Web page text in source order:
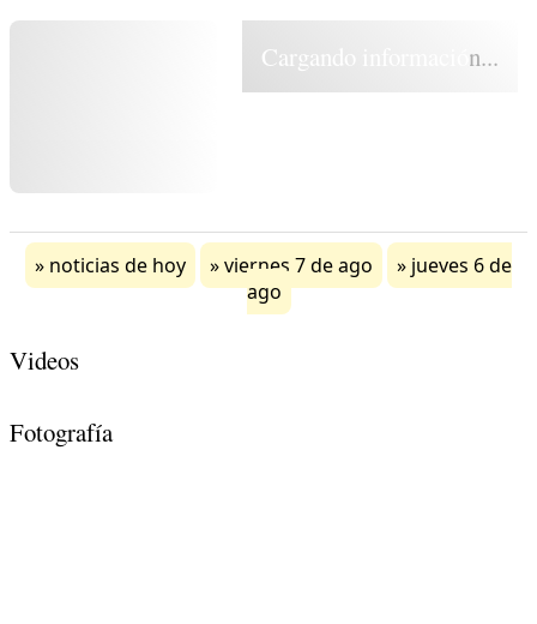
Cargando información...
noticias de hoy viernes 7 de ago
jueves 6 de
ago
Videos
Fotografía